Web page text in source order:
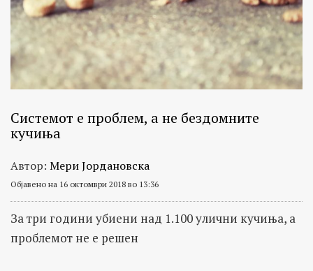
Системот е проблем, а не бездомните
кучиња
Автор: Мери Јордановска
Објавено на 16 октомври 2018 во 13:36
За три години убиени над 1.100 улични кучиња, а
проблемот не е решен